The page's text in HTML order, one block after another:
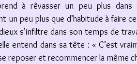
à rêvasser un peu plus
un peu plus que d’habitude à faire
s’infiltre dans son temps de
entend dans sa tête : « C’est
reposer et recommencer la même